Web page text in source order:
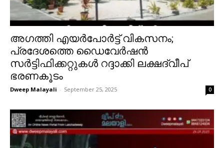
അഗത്തി എയർപോർട്ട് വികസനം;
പ്രദേശത്തെ ഡൈവേർഷൻ
സർട്ടിഫിക്കറ്റുകൾ റദ്ദാക്കി ലക്ഷദ്വീപ്
ഭരണകൂടം
Dweep Malayali - September 25, 2025 0